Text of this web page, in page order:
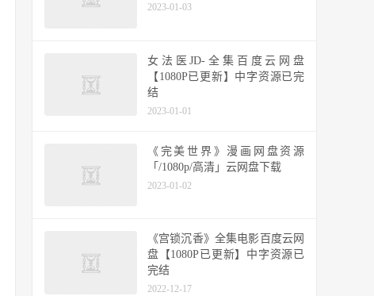
2023-01-03
女法医JD-全集百度云网盘
【1080P已更新】中字资源已完
结
2023-01-01
《完美世界》漫画网盘资源
「/1080p/高清」云网盘下载
2023-01-02
《宫锁沉香》全集电影百度云网
盘【1080P已更新】中字资源已
完结
2022-12-17